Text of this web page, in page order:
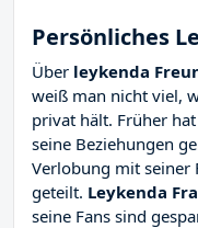
Persönliches
Über leykenda
weiß man nicht viel,
privat hält. Früher
seine Beziehungen
Verlobung mit seiner
geteilt. Leykenda
seine Fans sind